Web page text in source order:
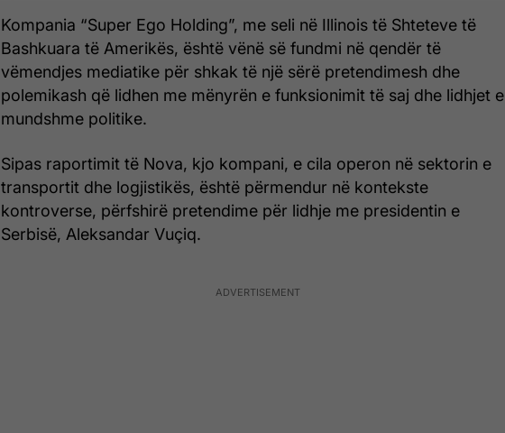
Kompania “Super Ego Holding”, me seli në Illinois të Shteteve të
Bashkuara të Amerikës, është vënë së fundmi në qendër të
vëmendjes mediatike për shkak të një sërë pretendimesh dhe
polemikash që lidhen me mënyrën e funksionimit të saj dhe lidhjet e
mundshme politike.
Sipas raportimit të Nova, kjo kompani, e cila operon në sektorin e
transportit dhe logjistikës, është përmendur në kontekste
kontroverse, përfshirë pretendime për lidhje me presidentin e
Serbisë, Aleksandar Vuçiq.